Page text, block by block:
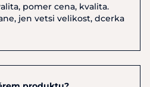
pomer cena, kvalita.
jen vetsi velikost, dcerka